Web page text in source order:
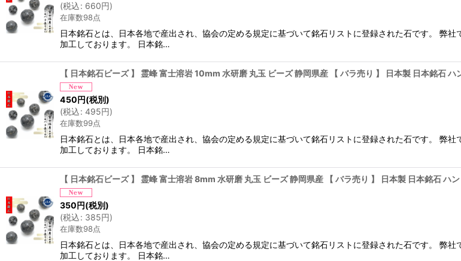
(税込: 660円)
在庫数98点
日本銘石とは、日本各地で産出され、協会の定める規定に基づいて銘石リストに登録された石です。 弊
加工しております。 日本銘…
【 日本銘石ビーズ 】 霊峰 富士溶岩 10mm 水研磨 丸玉 ビーズ 静岡県産 【 バラ売り 】 日本製 日本銘石
450円(税別)
(税込: 495円)
在庫数99点
日本銘石とは、日本各地で産出され、協会の定める規定に基づいて銘石リストに登録された石です。 弊
加工しております。 日本銘…
【 日本銘石ビーズ 】 霊峰 富士溶岩 8mm 水研磨 丸玉 ビーズ 静岡県産 【 バラ売り 】 日本製 日本銘石 ハ
350円(税別)
(税込: 385円)
在庫数98点
日本銘石とは、日本各地で産出され、協会の定める規定に基づいて銘石リストに登録された石です。 弊
加工しております。 日本銘…